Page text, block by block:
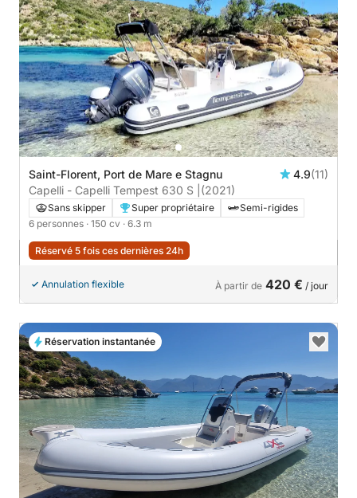
Saint-Florent, Port de Mare e Stagnu 4.9(11)
Capelli - Capelli Tempest 630 S | (2021)
Sans skipper Super propriétaire
Semi-rigides
6 personnes · 150 cv · 6.3 m
Réservé 5 fois ces dernières 24h
Annulation flexible À partir de 420 € / jour
Réservation instantanée